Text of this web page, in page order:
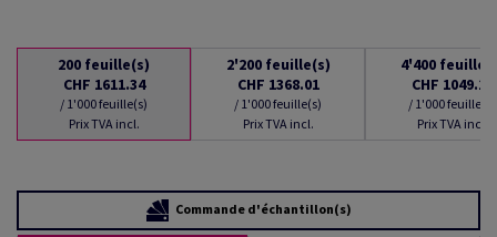
200 feuille(s)
CHF 1611.34
/ 1'000 feuille(s)
Prix TVA incl.
2'200 feuille(s)
CHF 1368.01
/ 1'000 feuille(s)
Prix TVA incl.
4'400
CHF 1049.11
/ 1'000 feuille(s)
Prix TVA incl.
Commande d'échantillon(s)